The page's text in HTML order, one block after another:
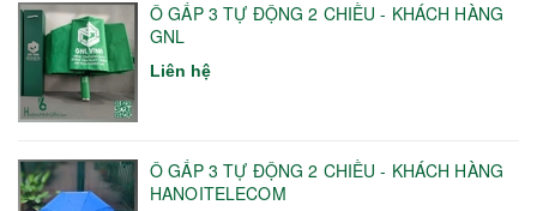
Ô GẤP 3 TỰ ĐỘNG 2 CHIỀU - KHÁCH HÀNG
GNL
Liên hệ
Ô GẤP 3 TỰ ĐỘNG 2 CHIỀU - KHÁCH HÀNG
HANOITELECOM